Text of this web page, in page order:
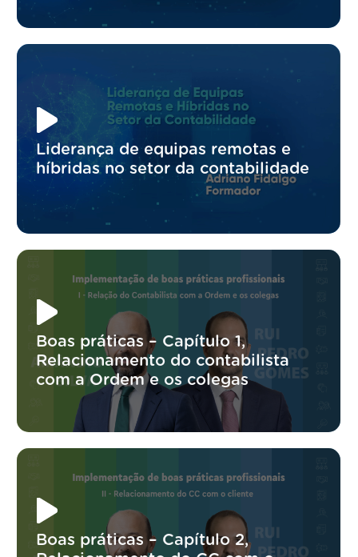
Liderança de equipas remotas e
híbridas no setor da contabilidade
Boas práticas – Capítulo 1,
Relacionamento do contabilista
com a Ordem e os colegas
Boas práticas – Capítulo 2,